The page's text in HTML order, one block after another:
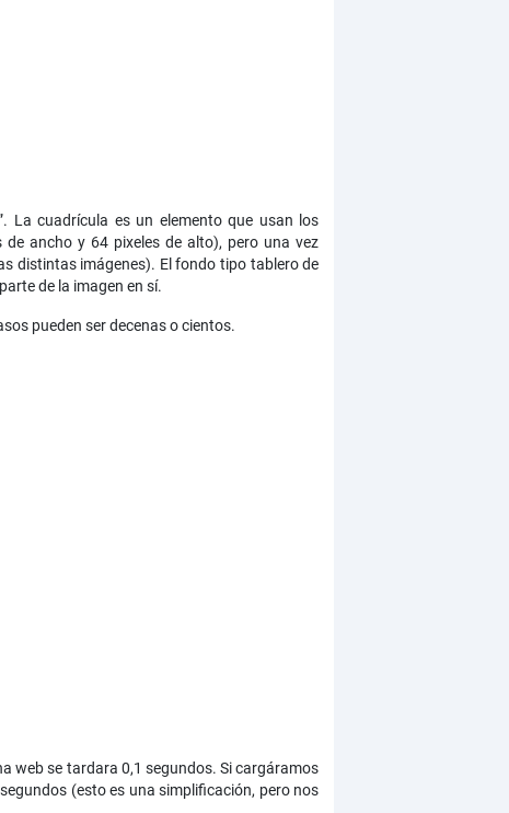
La cuadrícula es un elemento que usan los
ancho y 64 pixeles de alto), pero una vez
distintas imágenes). El fondo tipo tablero de
de la imagen en sí.
pueden ser decenas o cientos.
web se tardara 0,1 segundos. Si cargáramos
(esto es una simplificación, pero nos